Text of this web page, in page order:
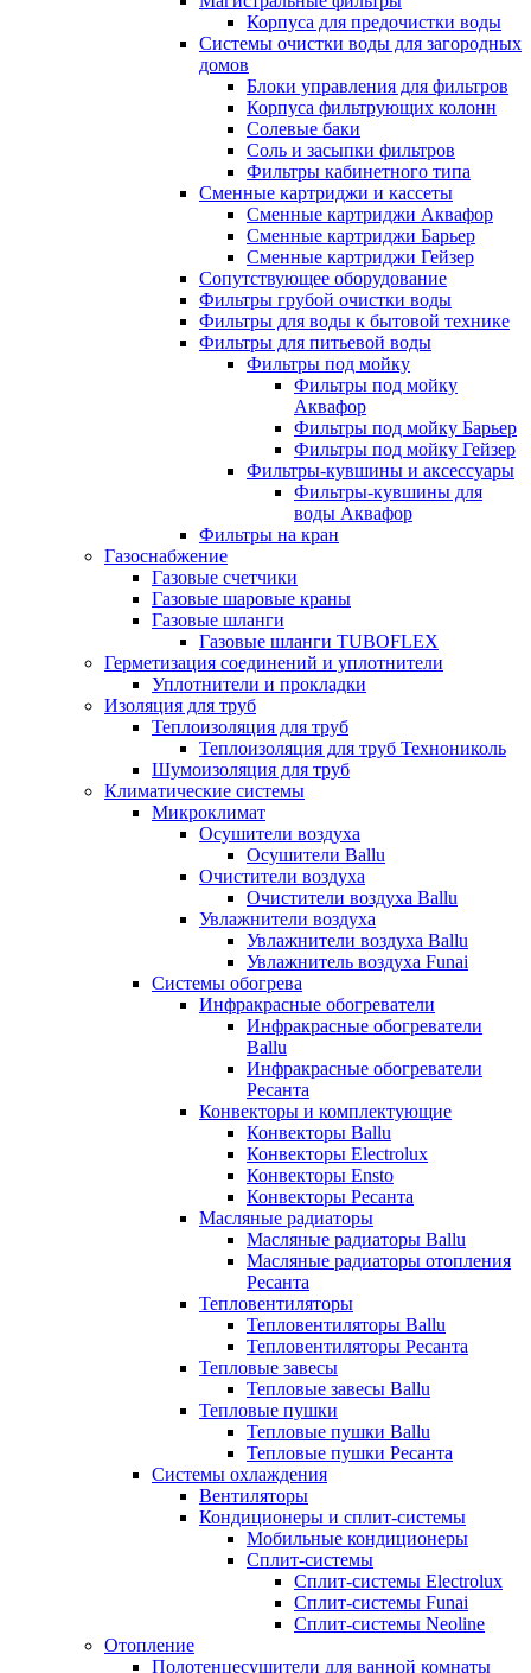
Корпуса для предочистки воды
Системы очистки воды для загородных
домов
Блоки управления для фильтров
Корпуса фильтрующих колонн
Солевые баки
Соль и засыпки фильтров
Фильтры кабинетного типа
Сменные картриджи и кассеты
Сменные картриджи Аквафор
Сменные картриджи Барьер
Сменные картриджи Гейзер
Сопутствующее оборудование
Фильтры грубой очистки воды
Фильтры для воды к бытовой технике
Фильтры для питьевой воды
Фильтры под мойку
Фильтры под мойку
Аквафор
Фильтры под мойку Барьер
Фильтры под мойку Гейзер
Фильтры-кувшины и аксессуары
Фильтры-кувшины для
воды Аквафор
Фильтры на кран
Газоснабжение
Газовые счетчики
Газовые шаровые краны
Газовые шланги
Газовые шланги TUBOFLEX
Герметизация соединений и уплотнители
Уплотнители и прокладки
Изоляция для труб
Теплоизоляция для труб
Теплоизоляция для труб Технониколь
Шумоизоляция для труб
Климатические системы
Микроклимат
Осушители воздуха
Осушители Ballu
Очистители воздуха
Очистители воздуха Ballu
Увлажнители воздуха
Увлажнители воздуха Ballu
Увлажнитель воздуха Funai
Системы обогрева
Инфракрасные обогреватели
Инфракрасные обогреватели
Ballu
Инфракрасные обогреватели
Ресанта
Конвекторы и комплектующие
Конвекторы Ballu
Конвекторы Electrolux
Конвекторы Ensto
Конвекторы Ресанта
Масляные радиаторы
Масляные радиаторы Ballu
Масляные радиаторы отопления
Ресанта
Тепловентиляторы
Тепловентиляторы Ballu
Тепловентиляторы Ресанта
Тепловые завесы
Тепловые завесы Ballu
Тепловые пушки
Тепловые пушки Ballu
Тепловые пушки Ресанта
Системы охлаждения
Вентиляторы
Кондиционеры и сплит-системы
Мобильные кондиционеры
Сплит-системы
Сплит-системы Electrolux
Сплит-системы Funai
Сплит-системы Neoline
Отопление
Полотенцесушители для ванной комнаты